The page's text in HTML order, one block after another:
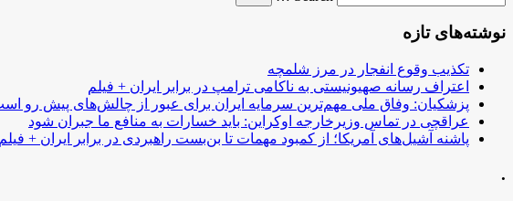
نوشته‌های تازه
تکذیب وقوع انفجار در مرز شلمچه
اعتراف رسانه صهیونیستی به ناکامی ترامپ در برابر ایران + فیلم
پزشکیان: وفاق ملی مهم‌ترین سرمایه ایران برای عبور از چالش‌های پیش رو
عراقچی در تماس وزیرخارجه اوکراین: باید خسارات به منافع ما جبران شود
پاشنه آشیل‌های آمریکا؛ از کمبود مهمات تا بن‌بست راهبردی در برابر ایران + فیلم
.